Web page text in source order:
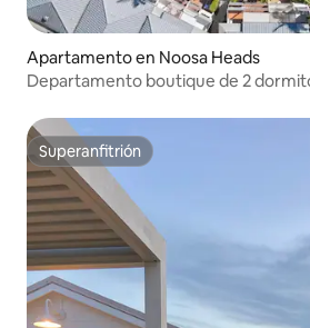
Apartamento en Noosa Heads
Departamento boutique de 2
Superanfitrión
Superanfitrión